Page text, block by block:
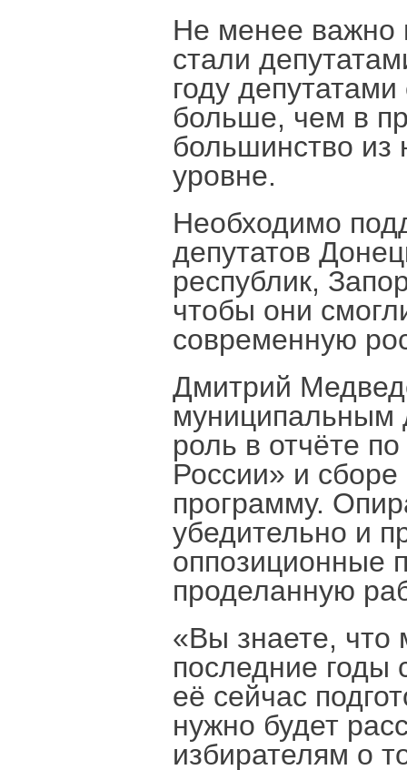
Не менее важно
стали
году
больше, чем в
большинство из
уровне.
Необходимо
депутатов
республик,
чтобы они
современную
Дмитрий
муниципальным
роль в отчёте
России» и
программу.
убедительно и
оппозиционные
проделанную
«Вы знаете,
последние годы
её сейчас
нужно будет
избирателям о